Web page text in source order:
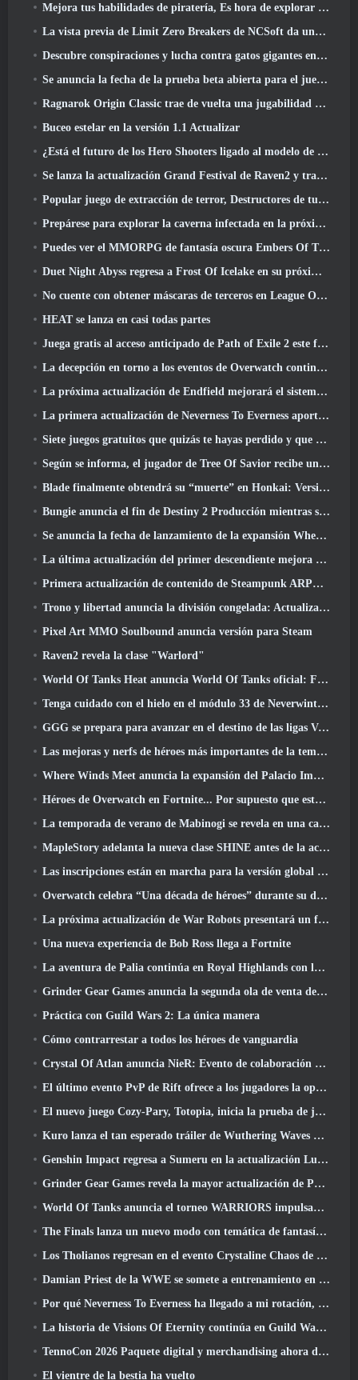
Mejora tus habilidades de piratería, Es hora de explorar Night City en Wuthering Waves
La vista previa de Limit Zero Breakers de NCSoft da una idea de qué esperar de la próxima prueba del prólogo
Descubre conspiraciones y lucha contra gatos gigantes en tu tiempo de inactividad en la última actualización de Where Winds Meet
Se anuncia la fecha de la prueba beta abierta para el juego Dark Fantasy Extraction, Cazador de la niebla
Ragnarok Origin Classic trae de vuelta una jugabilidad MMORPG justa y CBT abre en junio 4
Buceo estelar en la versión 1.1 Actualizar
¿Está el futuro de los Hero Shooters ligado al modelo de servicio en vivo F2P??
Se lanza la actualización Grand Festival de Raven2 y trae consigo la nueva clase Warlord
Popular juego de extracción de terror, Destructores de tumbas, Lanzamientos en Occidente
Prepárese para explorar la caverna infectada en la próxima actualización de Eterspire
Puedes ver el MMORPG de fantasía oscura Embers Of The Uncrown de Nexon durante el Steam Next Fest
Duet Night Abyss regresa a Frost Of Icelake en su próxima actualización Steampunk
No cuente con obtener máscaras de terceros en League Of Legends
HEAT se lanza en casi todas partes
Juega gratis al acceso anticipado de Path of Exile 2 este fin de semana
La decepción en torno a los eventos de Overwatch continúa 10 Año Aniversario
La próxima actualización de Endfield mejorará el sistema de fábrica
La primera actualización de Neverness To Everness aporta mucho a la mesa
Siete juegos gratuitos que quizás te hayas perdido y que forman parte del Steam Ocean Fest
Según se informa, el jugador de Tree Of Savior recibe un premio especial por gastar 100.000 dólares en el juego
Blade finalmente obtendrá su “muerte” en Honkai: Versión de riel en estrella 4.3
Bungie anuncia el fin de Destiny 2 Producción mientras se preparan para trabajar en nuevos proyectos
Se anuncia la fecha de lanzamiento de la expansión Where Winds Meet “Imperial Palace”
La última actualización del primer descendiente mejora el ciclo agrícola y actualiza el modo Embestida
Primera actualización de contenido de Steampunk ARPG Crystalfall para abordar las "preocupaciones clave de los jugadores"
Trono y libertad anuncia la división congelada: Actualización Nix
Pixel Art MMO Soulbound anuncia versión para Steam
Raven2 revela la clase "Warlord"
World Of Tanks Heat anuncia World Of Tanks oficial: Fecha de lanzamiento de HEAT
Tenga cuidado con el hielo en el módulo 33 de Neverwinter, Frío cortante
GGG se prepara para avanzar en el destino de las ligas Vaal de Path Of Exile 2 antes del lanzamiento del regreso de los Antiguos
Las mejoras y nerfs de héroes más importantes de la temporada 8
Where Winds Meet anuncia la expansión del Palacio Imperial y comparte una hoja de ruta de contenido "masiva"
Héroes de Overwatch en Fortnite... Por supuesto que estaba destinado a suceder
La temporada de verano de Mabinogi se revela en una carta del productor
MapleStory adelanta la nueva clase SHINE antes de la actualización de junio
Las inscripciones están en marcha para la versión global de la 'Prueba de prólogo' de Limit Zero Breakers de NCSoft
Overwatch celebra “Una década de héroes” durante su décimo aniversario
La próxima actualización de War Robots presentará un francotirador inspirado en Lovecraft
Una nueva experiencia de Bob Ross llega a Fortnite
La aventura de Palia continúa en Royal Highlands con la actualización de hoy
Grinder Gear Games anuncia la segunda ola de venta de entradas para ExileCon
Práctica con Guild Wars 2: La única manera
Cómo contrarrestar a todos los héroes de vanguardia
Crystal Of Atlan anuncia NieR: Evento de colaboración de autómatas
El último evento PvP de Rift ofrece a los jugadores la oportunidad de ganar hasta 4000 Créditos y un nuevo título
El nuevo juego Cozy-Pary, Totopia, inicia la prueba de juego beta cerrada
Kuro lanza el tan esperado tráiler de Wuthering Waves Cyberpunk: Cruce de Edgerunners
Genshin Impact regresa a Sumeru en la actualización Luna VII
Grinder Gear Games revela la mayor actualización de Path Of Exile II hasta el momento, El regreso de los antiguos
World Of Tanks anuncia el torneo WARRIORS impulsado por la comunidad
The Finals lanza un nuevo modo con temática de fantasía medieval, 'Dragon's Claim'
Los Tholianos regresan en el evento Crystaline Chaos de Star Trek Online
Damian Priest de la WWE se somete a entrenamiento en “The Loot Camp” en el tráiler Live Action Burst Fest de Delta Force
Por qué Neverness To Everness ha llegado a mi rotación, Por ahora
La historia de Visions Of Eternity continúa en Guild Wars 2 La próxima semana
TennoCon 2026 Paquete digital y merchandising ahora disponibles para comprar
El vientre de la bestia ha vuelto